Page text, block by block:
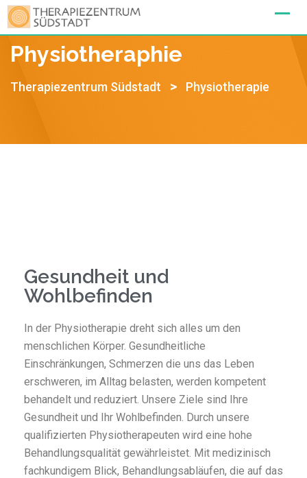
Physiotheraphie
Therapiezentrum Südstadt > Physiotherapie
Gesundheit und
Wohlbefinden
In der Physiotherapie dreht sich alles um den
menschlichen Körper. Gesundheitliche
Einschränkungen, Schmerzen die uns das Leben
erschweren, im Alltag belasten, werden kompetent
behandelt und reduziert. Unsere Ziele sind Ihre
Gesundheit und Ihr Wohlbefinden. Durch unsere
qualifizierten Physiotherapeuten wird eine hohe
Behandlungsqualität gewährleistet. Mit medizinisch
fachkundigem Blick, Behandlungsabläufen, die auf das